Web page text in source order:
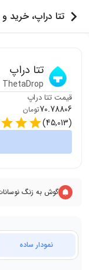
تتا دراپ، خرید
تتا دراپ
ThetaDrop
قیمت تتا دراپ
70.78806تومان
(
45,013
)
گوش به زنگ نوسانات
نمودار ساده